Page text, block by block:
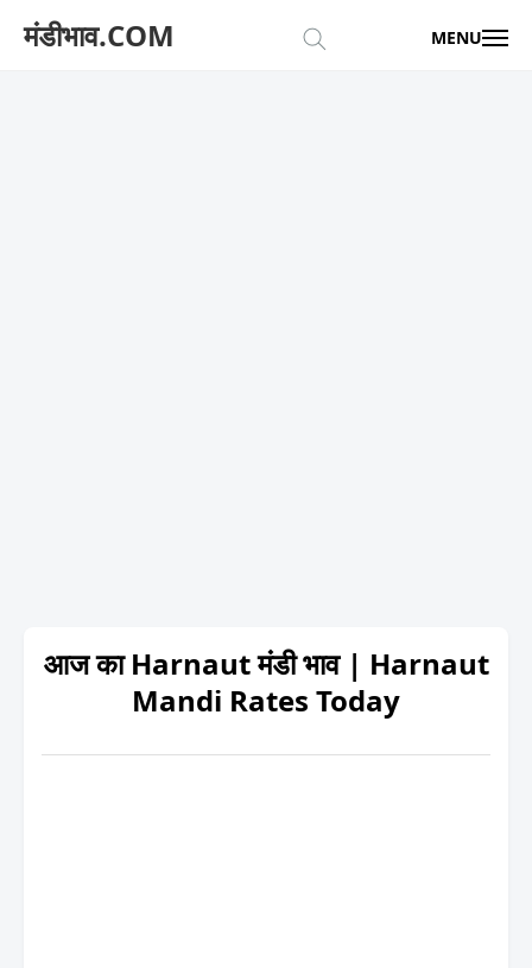
मंडीभाव.COM MENU
आज का Harnaut मंडी भाव | Harnaut
Mandi Rates Today